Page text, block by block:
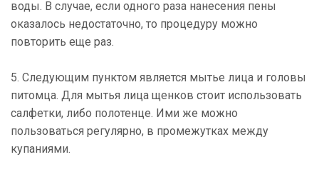
воды. В случае, если одного раза нанесения пены
оказалось недостаточно, то процедуру можно
повторить еще раз.
5. Следующим пунктом является мытье лица и головы
питомца. Для мытья лица щенков стоит использовать
салфетки, либо полотенце. Ими же можно
пользоваться регулярно, в промежутках между
купаниями.